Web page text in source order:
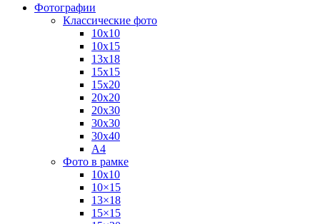
Фотографии
Классические фото
10х10
10х15
13х18
15х15
15х20
20х20
20х30
30х30
30х40
А4
Фото в рамке
10х10
10×15
13×18
15×15